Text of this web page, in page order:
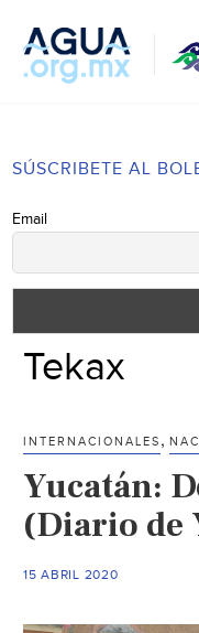
SÚSCRIBETE AL
Email
Tekax
INTERNACIONALES ,
Yucatán:
(Diario de
15 ABRIL 2020